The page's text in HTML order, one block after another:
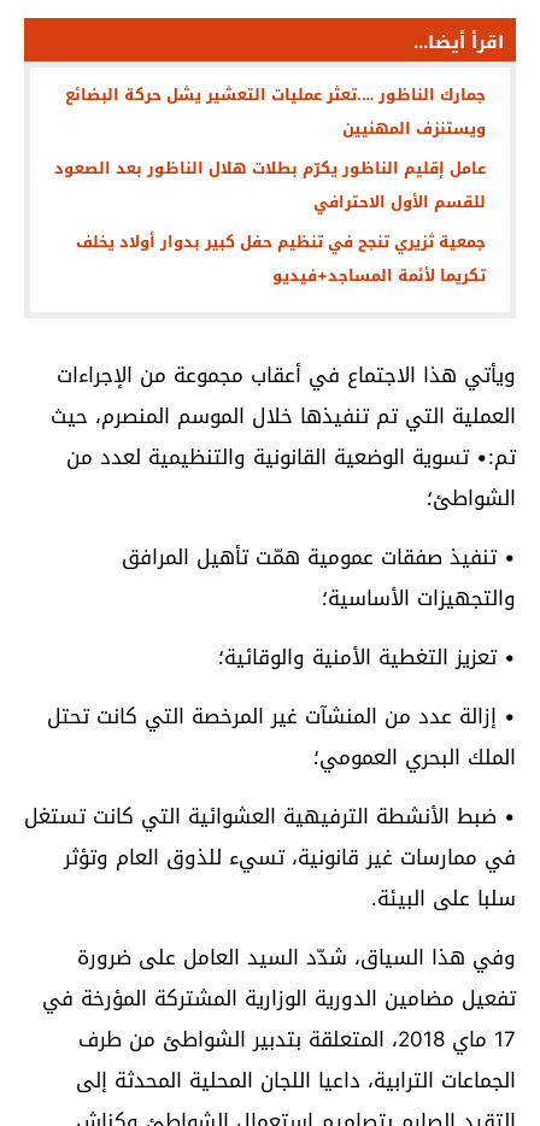
اقرأ أيضا...
جمارك الناظور ….تعثر عمليات التعشير يشل حركة البضائع
ويستنزف المهنيين
عامل إقليم الناظور يكرّم بطلات هلال الناظور بعد الصعود
للقسم الأول الاحترافي
جمعية ثزيري تنجح في تنظيم حفل كبير بدوار أولاد يخلف
تكريما لأئمة المساجد+فيديو
ويأتي هذا الاجتماع في أعقاب مجموعة من الإجراءات
العملية التي تم تنفيذها خلال الموسم المنصرم، حيث
تم:• تسوية الوضعية القانونية والتنظيمية لعدد من
الشواطئ؛
• تنفيذ صفقات عمومية همّت تأهيل المرافق
والتجهيزات الأساسية؛
• تعزيز التغطية الأمنية والوقائية؛
• إزالة عدد من المنشآت غير المرخصة التي كانت تحتل
الملك البحري العمومي؛
• ضبط الأنشطة الترفيهية العشوائية التي كانت تستغل
في ممارسات غير قانونية، تسيء للذوق العام وتؤثر
سلبا على البيئة.
وفي هذا السياق، شدّد السيد العامل على ضرورة
تفعيل مضامين الدورية الوزارية المشتركة المؤرخة في
17 ماي 2018، المتعلقة بتدبير الشواطئ من طرف
الجماعات الترابية، داعيا اللجان المحلية المحدثة إلى